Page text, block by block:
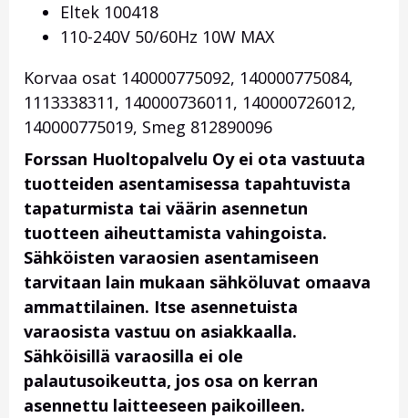
Eltek 100418
110-240V 50/60Hz 10W MAX
Korvaa osat 140000775092, 140000775084,
1113338311, 140000736011, 140000726012,
140000775019, Smeg 812890096
Forssan Huoltopalvelu Oy ei ota vastuuta
tuotteiden asentamisessa tapahtuvista
tapaturmista tai väärin asennetun
tuotteen aiheuttamista vahingoista.
Sähköisten varaosien asentamiseen
tarvitaan lain mukaan sähköluvat omaava
ammattilainen. Itse asennetuista
varaosista vastuu on asiakkaalla.
Sähköisillä varaosilla ei ole
palautusoikeutta, jos osa on kerran
asennettu laitteeseen paikoilleen.